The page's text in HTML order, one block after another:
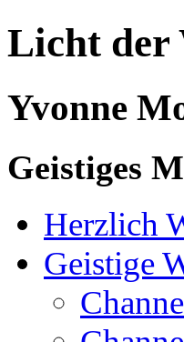
Licht der
Yvonne
Geistiges
Herzlich
Geistige